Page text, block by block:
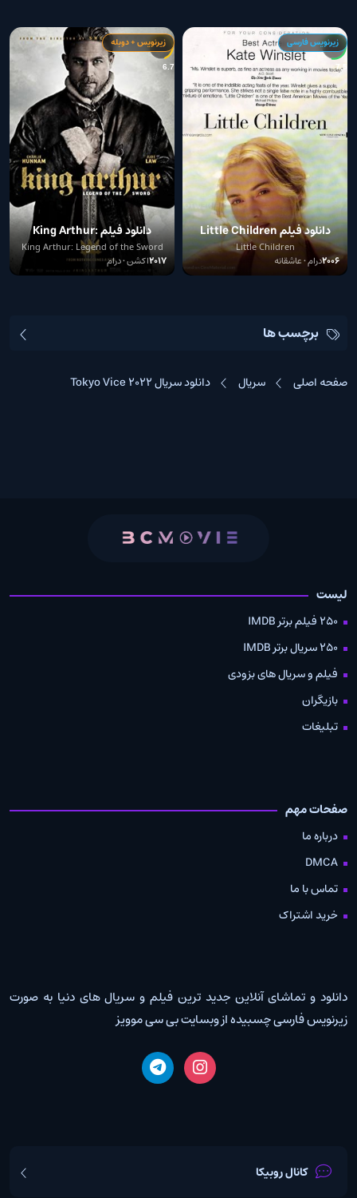
7.5
زیرنویس فارسی
دانلود فیلم Little Children
2006
Little Children
2006درام • عاشقانه
6.7
زیرنویس + دوبله
دانلود فیلم King Arthur:
Legend of the Sword 2017
King Arthur: Legend of the Sword
2017اکشن • درام
برچسب ها
صفحه اصلی سریال دانلود سریال Tokyo Vice 2022
لیست
250 فیلم برتر IMDB
250 سریال برتر IMDB
فیلم و سریال های بزودی
بازیگران
تبلیغات
صفحات مهم
درباره ما
DMCA
تماس با ما
خرید اشتراک
دانلود و تماشای آنلاین جدید ترین فیلم و سریال های دنیا به صورت
زیرنویس فارسی چسبیده از وبسایت بی سی موویز
کانال روبیکا